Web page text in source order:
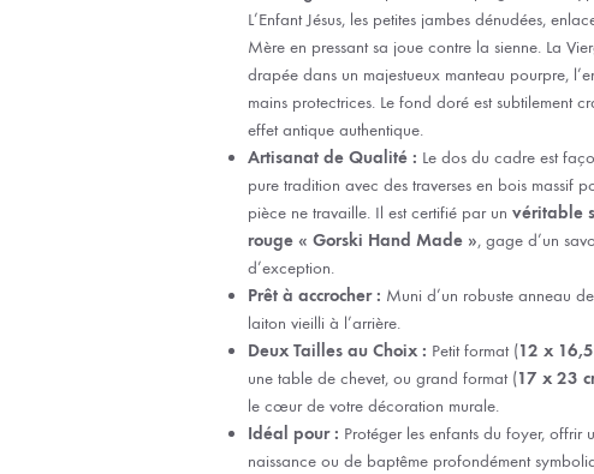
L’Enfant Jésus, les petites jambes dénudées,
Mère en pressant sa joue contre la sienne. La
drapée dans un majestueux manteau pourpre,
mains protectrices. Le fond doré est subtilement
effet antique authentique.
Artisanat de Qualité : Le dos du cadre est
pure tradition avec des traverses en bois massif
pièce ne travaille. Il est certifié par un véritable
rouge « Gorski Hand Made », gage d’un
d’exception.
Prêt à accrocher : Muni d’un robuste anneau
laiton vieilli à l’arrière.
Deux Tailles au Choix : Petit format (12 x
une table de chevet, ou grand format (17 x 23
le cœur de votre décoration murale.
Idéal pour : Protéger les enfants du foyer, offrir
naissance ou de baptême profondément